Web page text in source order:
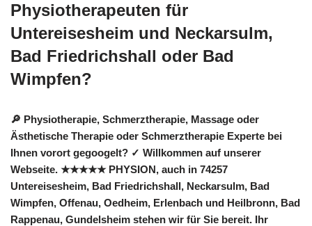
Physiotherapeuten für
Untereisesheim und Neckarsulm,
Bad Friedrichshall oder Bad
Wimpfen?
🔎 Physiotherapie, Schmerztherapie, Massage oder
Ästhetische Therapie oder Schmerztherapie Experte bei
Ihnen vorort gegoogelt? ✓ Willkommen auf unserer
Webseite. ★★★★★ PHYSION, auch in 74257
Untereisesheim, Bad Friedrichshall, Neckarsulm, Bad
Wimpfen, Offenau, Oedheim, Erlenbach und Heilbronn, Bad
Rappenau, Gundelsheim stehen wir für Sie bereit. Ihr